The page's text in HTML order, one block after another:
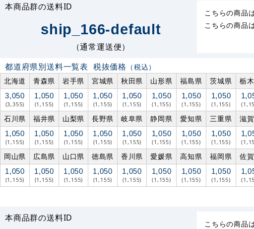
本商品群の送料ID
ship_166-default
（通常運送便）
こちらの商品
こちらの商品
都道府県別送料一覧表 税抜価格 （税込）
北海道
青森県 岩手県 宮城県 秋田県 山形県 福島県 茨城県 栃
3,050
(3,355)
1,050
(1,155)
1,050
(1,155)
1,050
(1,155)
1,050
(1,155)
1,050
(1,155)
1,050
(1,155)
1,050
(1,155)
石川県 福井県 山梨県 長野県 岐阜県 静岡県 愛知県 三重県 滋
1,050
(1,155)
1,050
(1,155)
1,050
(1,155)
1,050
(1,155)
1,050
(1,155)
1,050
(1,155)
1,050
(1,155)
1,050
(1,155)
岡山県 広島県 山口県 徳島県 香川県 愛媛県 高知県 福岡県 佐
1,050
(1,155)
1,050
(1,155)
1,050
(1,155)
1,050
(1,155)
1,050
(1,155)
1,050
(1,155)
1,050
(1,155)
1,050
(1,155)
本商品群の送料ID
こちらの商品